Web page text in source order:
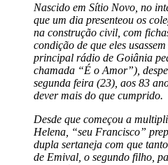
Nascido em Sítio Novo, no
que um dia presenteou os
na construção civil, com
condição de que eles
principal rádio de Goiânia
chamada “É o Amor”),
segunda feira (23), aos 83
dever mais do que cumprido.
Desde que começou a
Helena, “seu Francisco”
dupla sertaneja com que
de Emival, o segundo filho,